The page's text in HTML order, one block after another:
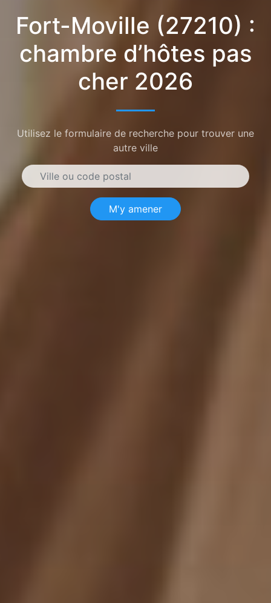
Fort-Moville (27210) :
chambre d’hôtes pas
cher 2026
Utilisez le formulaire de recherche pour trouver une
autre ville
M'y amener